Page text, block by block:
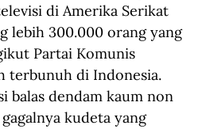
di Amerika Serikat
lebih 300.000 orang yang
Partai Komunis
terbunuh di Indonesia.
balas dendam kaum non
kudeta yang